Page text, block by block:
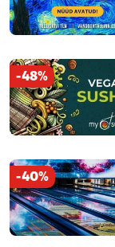
-48%
-40%